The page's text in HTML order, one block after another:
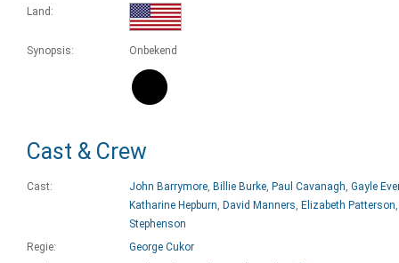
Land:
Synopsis: Onbekend
Cast & Crew
Cast: John Barrymore, Billie Burke, Paul Cavanagh, Gayle
Katharine Hepburn, David Manners, Elizabeth Patterson
Stephenson
Regie:
George Cukor